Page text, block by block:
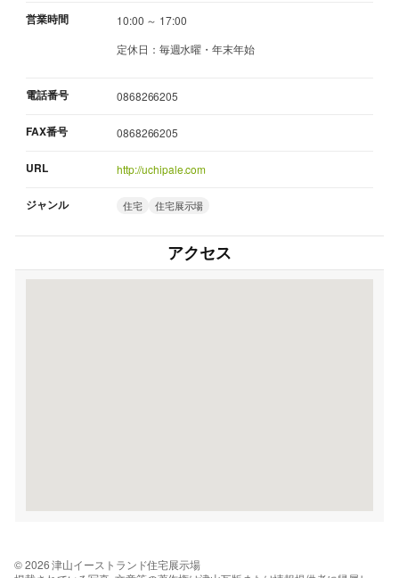
営業時間
10:00 ～ 17:00
定休日：毎週水曜・年末年始
電話番号 0868266205
FAX番号 0868266205
URL http://uchipale.com
ジャンル 住宅 住宅展示場
アクセス
© 2026 津山イーストランド住宅展示場